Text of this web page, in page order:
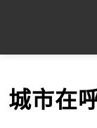
p
城市在